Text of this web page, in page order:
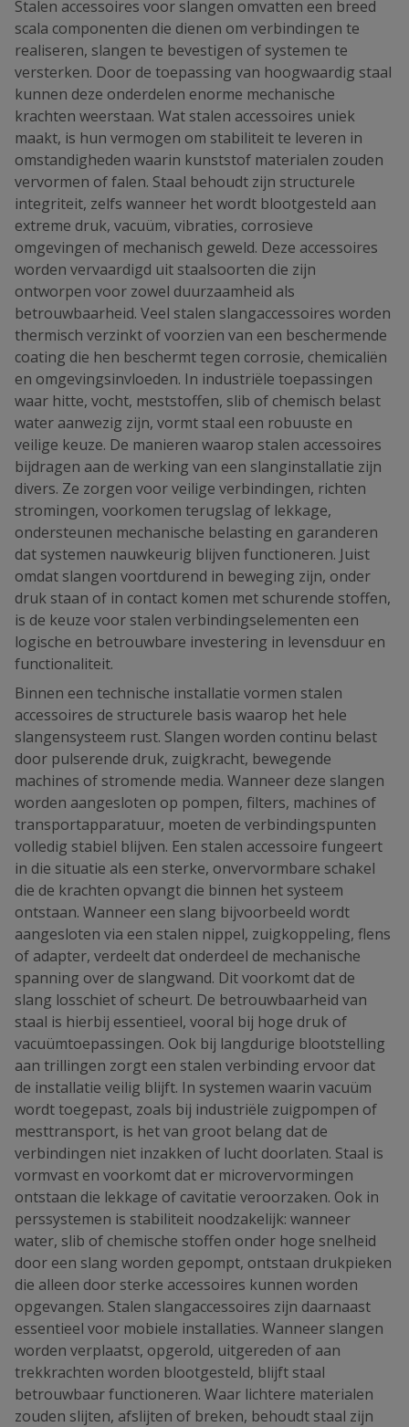
Stalen accessoires voor slangen omvatten een breed
scala componenten die dienen om verbindingen te
realiseren, slangen te bevestigen of systemen te
versterken. Door de toepassing van hoogwaardig staal
kunnen deze onderdelen enorme mechanische
krachten weerstaan. Wat stalen accessoires uniek
maakt, is hun vermogen om stabiliteit te leveren in
omstandigheden waarin kunststof materialen zouden
vervormen of falen. Staal behoudt zijn structurele
integriteit, zelfs wanneer het wordt blootgesteld aan
extreme druk, vacuüm, vibraties, corrosieve
omgevingen of mechanisch geweld. Deze accessoires
worden vervaardigd uit staalsoorten die zijn
ontworpen voor zowel duurzaamheid als
betrouwbaarheid. Veel stalen slangaccessoires worden
thermisch verzinkt of voorzien van een beschermende
coating die hen beschermt tegen corrosie, chemicaliën
en omgevingsinvloeden. In industriële toepassingen
waar hitte, vocht, meststoffen, slib of chemisch belast
water aanwezig zijn, vormt staal een robuuste en
veilige keuze. De manieren waarop stalen accessoires
bijdragen aan de werking van een slanginstallatie zijn
divers. Ze zorgen voor veilige verbindingen, richten
stromingen, voorkomen terugslag of lekkage,
ondersteunen mechanische belasting en garanderen
dat systemen nauwkeurig blijven functioneren. Juist
omdat slangen voortdurend in beweging zijn, onder
druk staan of in contact komen met schurende stoffen,
is de keuze voor stalen verbindingselementen een
logische en betrouwbare investering in levensduur en
functionaliteit.
Binnen een technische installatie vormen stalen
accessoires de structurele basis waarop het hele
slangensysteem rust. Slangen worden continu belast
door pulserende druk, zuigkracht, bewegende
machines of stromende media. Wanneer deze slangen
worden aangesloten op pompen, filters, machines of
transportapparatuur, moeten de verbindingspunten
volledig stabiel blijven. Een stalen accessoire fungeert
in die situatie als een sterke, onvervormbare schakel
die de krachten opvangt die binnen het systeem
ontstaan. Wanneer een slang bijvoorbeeld wordt
aangesloten via een stalen nippel, zuigkoppeling, flens
of adapter, verdeelt dat onderdeel de mechanische
spanning over de slangwand. Dit voorkomt dat de
slang losschiet of scheurt. De betrouwbaarheid van
staal is hierbij essentieel, vooral bij hoge druk of
vacuümtoepassingen. Ook bij langdurige blootstelling
aan trillingen zorgt een stalen verbinding ervoor dat
de installatie veilig blijft. In systemen waarin vacuüm
wordt toegepast, zoals bij industriële zuigpompen of
mesttransport, is het van groot belang dat de
verbindingen niet inzakken of lucht doorlaten. Staal is
vormvast en voorkomt dat er microvervormingen
ontstaan die lekkage of cavitatie veroorzaken. Ook in
perssystemen is stabiliteit noodzakelijk: wanneer
water, slib of chemische stoffen onder hoge snelheid
door een slang worden gepompt, ontstaan drukpieken
die alleen door sterke accessoires kunnen worden
opgevangen. Stalen slangaccessoires zijn daarnaast
essentieel voor mobiele installaties. Wanneer slangen
worden verplaatst, opgerold, uitgereden of aan
trekkrachten worden blootgesteld, blijft staal
betrouwbaar functioneren. Waar lichtere materialen
zouden slijten, afslijten of breken, behoudt staal zijn